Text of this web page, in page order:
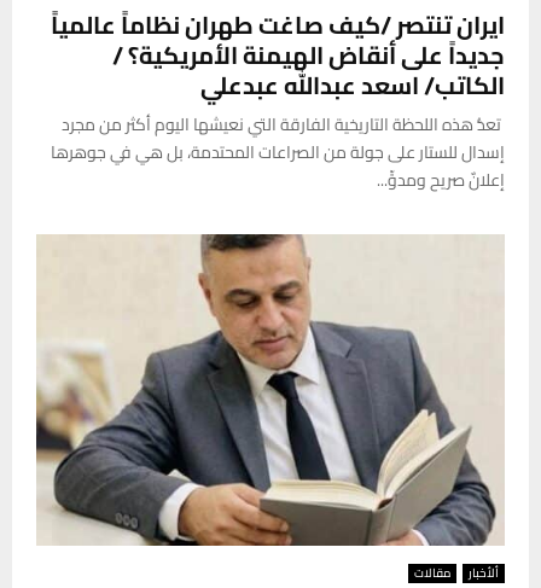
ايران تنتصر /كيف صاغت طهران نظاماً عالمياً
جديداً على أنقاض الهيمنة الأمريكية؟ /
الكاتب/ اسعد عبدالله عبدعلي
تعدُّ هذه اللحظة التاريخية الفارقة التي نعيشها اليوم أكثر من مجرد
إسدال للستار على جولة من الصراعات المحتدمة، بل هي في جوهرها
إعلانٌ صريح ومدوٍّ...
ألأخبار مقالات